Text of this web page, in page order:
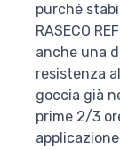
purché
RASECO
anche una
resistenza
goccia già
prime 2/3